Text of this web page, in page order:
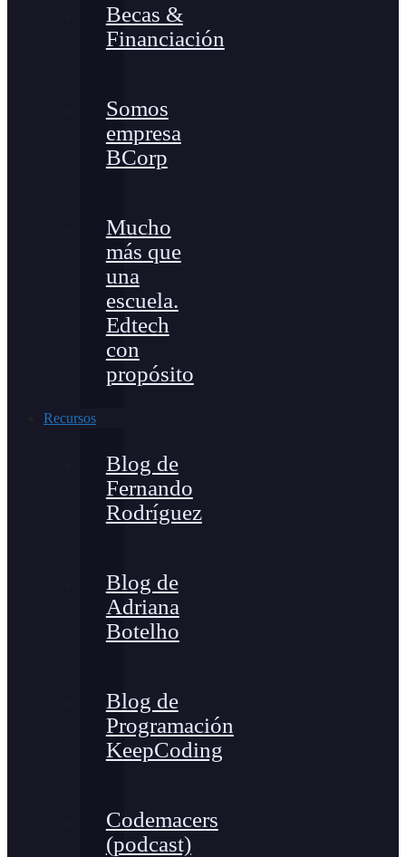
Becas &
Financiación
Somos
empresa
BCorp
Mucho
más que
una
escuela.
Edtech
con
propósito
Recursos
Blog de
Fernando
Rodríguez
Blog de
Adriana
Botelho
Blog de
Programación
KeepCoding
Codemacers
(podcast)